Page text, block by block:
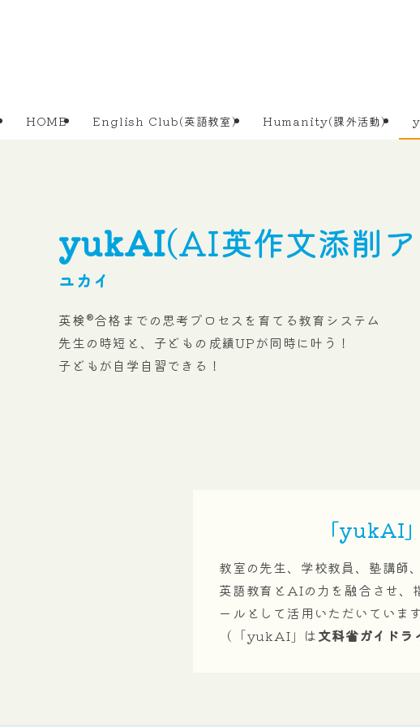
HOME English Club(英語教室) Humanity(課外活動)
yukAI(AI英作文添削
ユカイ
英検®合格までの思考プロセスを育てる教育システム
先生の時短と、子どもの成績UPが同時に叶う！
子どもが自学自習できる！
「yukAI
教室の先生、学校教員、塾講師
英語教育とAIの力を融合させ、
ールとして活用いただいています
（「yukAI」は文科省ガイド